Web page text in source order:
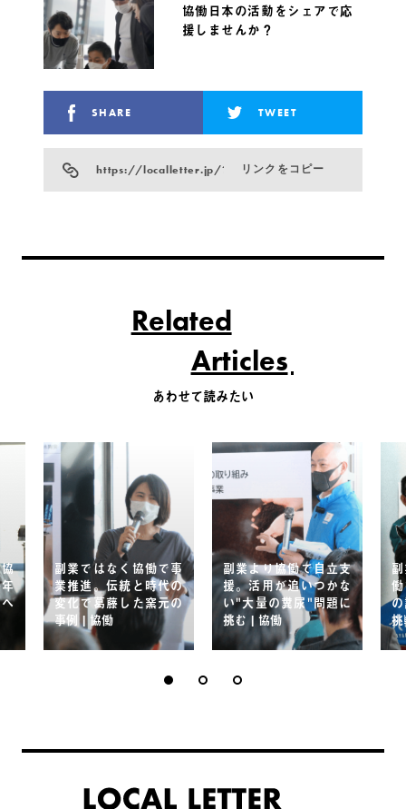
協働日本の活動をシェアで応
援しませんか？
SHARE TWEET
https://localletter.jp/?p=19153リンクをコピー
Related
Articles
あわせて読みたい
副業ではなく協働で事
業推進。伝統と時代の
変化で葛藤した窯元の
事例 | 協働
副業より協働で自立支
援。活用が追いつかな
い"大量の糞尿"問題に
挑む | 協働